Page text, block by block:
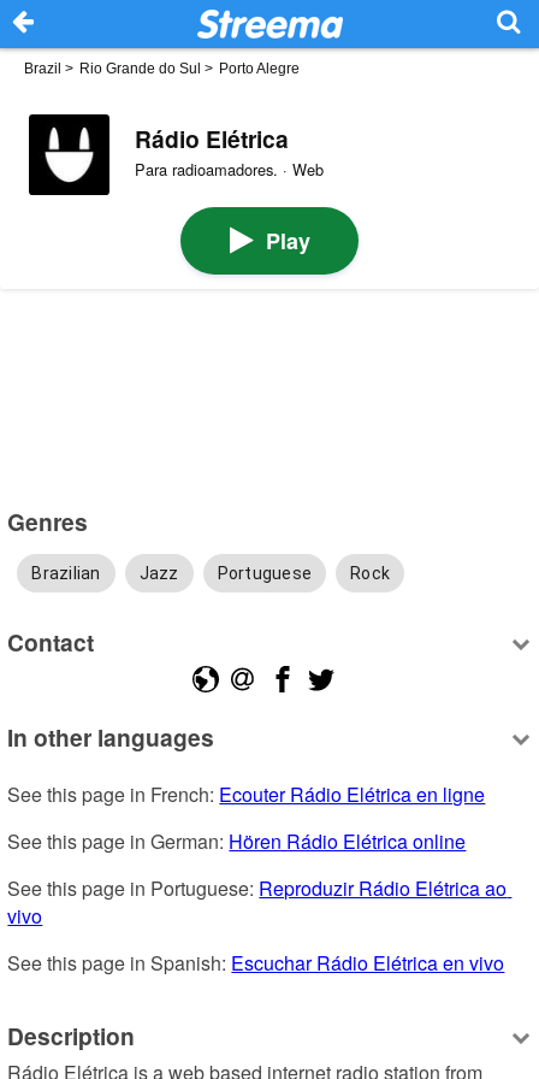
Brazil > Rio Grande do Sul > Porto Alegre
Rádio Elétrica
Para radioamadores. · Web
Play
Genres
Brazilian Jazz Portuguese Rock
Contact
In other languages
See this page in French: Ecouter Rádio Elétrica en ligne
See this page in German: Hören Rádio Elétrica online
See this page in Portuguese: Reproduzir Rádio Elétrica ao
vivo
See this page in Spanish: Escuchar Rádio Elétrica en vivo
Description
Rádio Elétrica is a web based internet radio station from